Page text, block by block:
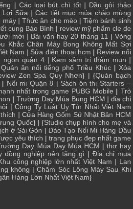
| Các loại bút chì tốt| Dầu gội thảo
Lợi Sữa | Các tiết mục múa chào mừng
máy|Thức ăn cho mèo|Tiệm bánh sinh
cung Bảo Bình | review mỹ phẩm cle de
mới| Bài văn hay 20 tháng 11 | Vòng
Khắc Chân Mày Bong Không Mất Sợi
Nam | Sửa điện thoại hcm | Review nối
ngon quận 4| Kem sâm trị thâm mụn |
Quán ăn nổi tiếng phố Triều Khúc| Xóa
Zen Spa Quy Nhơn} | {Quán bạch
| Nối mi Quận 8 | Sách ôn thi Starters –
nhất trong game PUBG Mobile | Trò
| Trường Dạy Múa Bụng HCM | địa chỉ
|Công Ty Luật Uy Tín Nhất Việt Nam
| Cửa Hàng Gốm Sứ Nhật Bản HCM
Quốc} | {Studio chụp hình cho mẹ và
ở Sài Gòn |Đào Tạo Nối Mi Hàng Đầu
yêu thích | trang phục đẹp nhất game
Dạy Múa Dạy Múa HCM |thơ hay
đồng nghiệp nên tặng gì | Địa chỉ mua
công nghiệp lớn nhất Việt Nam | Lan
không |Chăm Sóc Lông Mày Sau Khi
Hàng Lớn Nhất Việt Nam}